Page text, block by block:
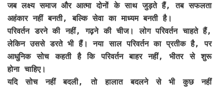
जब लक्ष्य समाज और आत्मा दोनों के साथ जुड़ते हैं, तब सफलता
अहंकार नहीं बनती, बल्कि सेवा का माध्यम बनती है।
परिवर्तन डरने की नहीं, गढ़ने की चीज। लोग परिवर्तन चाहते हैं,
लेकिन उससे डरते भी हैं। नया साल परिवर्तन का प्रतीक है, पर
आधुनिक सोच कहती है कि परिवर्तन बाहर नहीं, भीतर से शुरू
होना चाहिए।
यदि सोच नहीं बदली, तो हालात बदलने से भी कुछ नहीं